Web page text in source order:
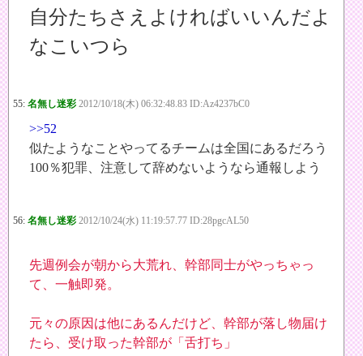
自分たちさえよければいいんだよ
なこいつら
55: 名無し迷彩 2012/10/18(木) 06:32:48.83 ID:Az4237bC0
>>52
似たようなことやってるチームは全国にあるだろう
100％犯罪、注意して辞めないようなら通報しよう
56: 名無し迷彩 2012/10/24(水) 11:19:57.77 ID:28pgcAL50
先週例会が朝から大荒れ、幹部同士がやっちゃっ
て、一触即発。
元々の原因は他にあるんだけど、幹部が落し物届け
たら、受け取った幹部が「舌打ち」